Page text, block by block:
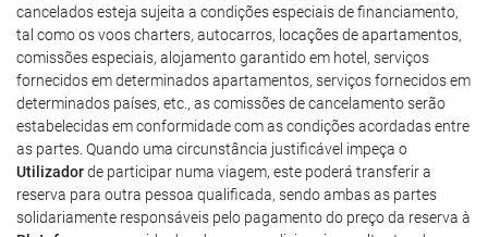
cancelados esteja sujeita a condições especiais de financiamento,
tal como os voos charters, autocarros, locações de apartamentos,
comissões especiais, alojamento garantido em hotel, serviços
fornecidos em determinados apartamentos, serviços fornecidos em
determinados países, etc., as comissões de cancelamento serão
estabelecidas em conformidade com as condições acordadas entre
as partes. Quando uma circunstância justificável impeça o
Utilizadorde participar numa viagem, este poderá transferir a
reserva para outra pessoa qualificada, sendo ambas as partes
solidariamente responsáveis pelo pagamento do preço da reserva à